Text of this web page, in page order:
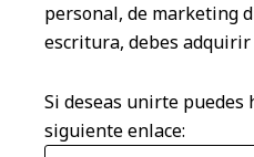
personal, de marketing
escritura, debes
Si deseas unirte puedes
siguiente enlace: